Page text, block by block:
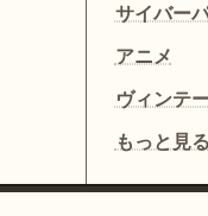
サイバー
アニメ
ヴィンテ
もっと見る